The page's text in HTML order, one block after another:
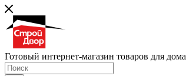
Готовый интернет-магазин товаров для дома